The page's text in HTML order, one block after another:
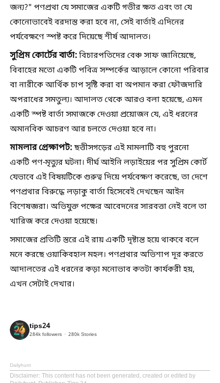
জন্য?" পণপ্রথা যে সমাজের একটি গভীর ক্ষত এবং তা যে
কোনোভাবেই বরদাস্ত করা হবে না, সেই বার্তাই এদিনের
পর্যবেক্ষণে স্পষ্ট করে দিয়েছে শীর্ষ আদালত।
সুপ্রিম কোর্টের বার্তা:বিচারপতিদের বেঞ্চ সাফ জানিয়েছে,
বিবাহের মতো একটি পবিত্র সম্পর্কের আড়ালে কোনো পরিবার
বা নারীকে আর্থিক চাপ সৃষ্টি করা বা অপমান করা ফৌজদারি
অপরাধের সমতুল্য। আদালত থেকে আরও বলা হয়েছে, এমন
একটি স্পষ্ট বার্তা সমাজকে দেওয়া প্রয়োজন যে, এই ধরনের
অমানবিক আচরণ আর চলতে দেওয়া হবে না।
মামলার প্রেক্ষাপট:ছত্তীসগড়ের এই মামলাটি বহু পুরনো
একটি পণ-মৃত্যুর ঘটনা। দীর্ঘ আইনি লড়াইয়ের পর সুপ্রিম কোর্ট
যেভাবে এই বিষয়টিকে গুরুত্ব দিয়ে পর্যবেক্ষণ করেছে, তা দেশে
পণপ্রথার বিরুদ্ধে লড়াকু বার্তা হিসেবেই দেখছেন আইন
বিশেষজ্ঞরা। অভিযুক্ত পক্ষের আবেদনের সারবত্তা নেই বলে তা
খারিজ করে দেওয়া হয়েছে।
সমাজের প্রতিটি স্তরে এই রায় একটি দৃষ্টান্ত হয়ে থাকবে বলে
মনে করছে ওয়াকিবহাল মহল। পণপ্রথার অভিশাপ দূর করতে
আদালতের এই ধরনের কড়া মনোভাব কতটা কার্যকরী হয়,
এখন সেটাই দেখার।
tips24
284k followers 280k Stories
Dailyhunt
Disclaimer: This content has not been generated, created or edited by